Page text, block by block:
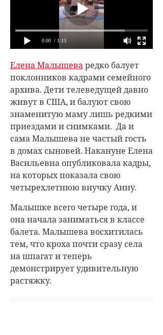
0:00 / 1:13
Елена Малышеваредко балует
поклонников кадрами семейного
архива. Дети телеведущей давно
живут в США, и балуют свою
знаменитую маму лишь редкими
приездами и снимками. Да и
сама Малышева не частый гость
в домах сыновей. Накануне Елена
Васильевна опубликовала кадры,
на которых показала свою
четырехлетнюю внучку Анну.
Малышке всего четыре года, и
она начала заниматься в классе
балета. Малышева восхитилась
тем, что кроха почти сразу села
на шпагат и теперь
демонстрирует удивительную
растяжку.